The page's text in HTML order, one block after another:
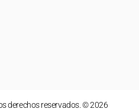
derechos reservados. © 2026